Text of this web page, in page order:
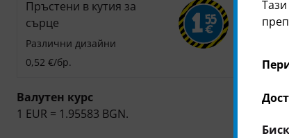
Пръстени в кутия за
сърце
Различни дизайни
0,52 €/бр.
155
€
Валутен курс
1 EUR = 1.95583 BGN.